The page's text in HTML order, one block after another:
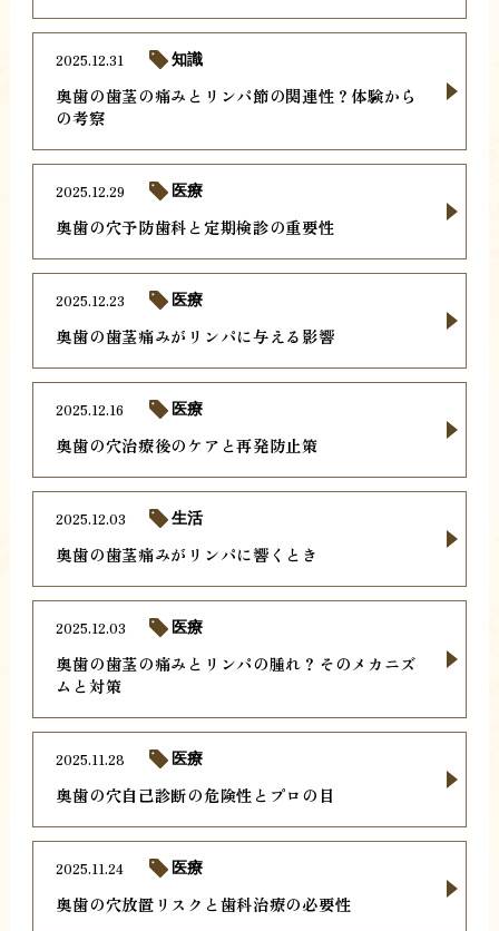
奥歯の歯茎の痛みとリンパ節の関連性？体験から
の考察
2025.12.31 知識
奥歯の穴予防歯科と定期検診の重要性
2025.12.29 医療
奥歯の歯茎痛みがリンパに与える影響
2025.12.23 医療
奥歯の穴治療後のケアと再発防止策
2025.12.16 医療
奥歯の歯茎痛みがリンパに響くとき
2025.12.03 生活
奥歯の歯茎の痛みとリンパの腫れ？そのメカニズ
ムと対策
2025.12.03 医療
奥歯の穴自己診断の危険性とプロの目
2025.11.28 医療
奥歯の穴放置リスクと歯科治療の必要性
2025.11.24 医療